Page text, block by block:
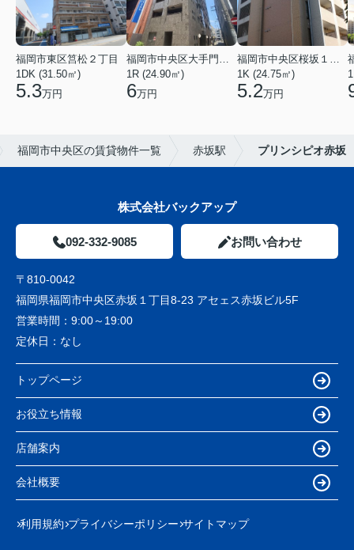
福岡市東区筥松２丁目
1DK (31.50㎡)
5.3万円
1R (24.90㎡)
6万円
1K (24.75㎡)
5.2万円
福岡市中央区の賃貸物件一覧 赤坂駅 プリンシピオ赤坂
株式会社バックアップ
092-332-9085 お問い合わせ
〒810-0042
福岡県福岡市中央区赤坂１丁目8-23 アセェス赤坂ビル5F
営業時間： 9:00～19:00
定休日： なし
トップページ
お役立ち情報
店舗案内
会社概要
利用規約 プライバシーポリシー サイトマップ